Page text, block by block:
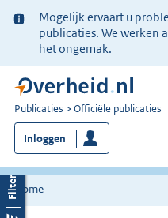
Ter
informatie:
Mogelijk ervaart u
publicaties. We werken
het ongemak.
U
bent
nu
hier:
Publicaties Officiële publicaties
Inloggen
Home